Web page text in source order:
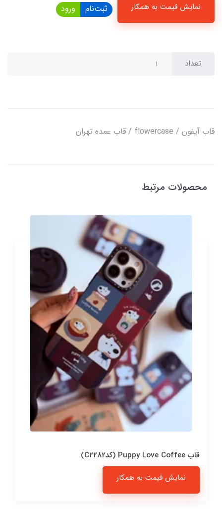
نمایش قیمت به همکار ثبت‌نام ورود
تعداد
قاب آیفون / flowercase / قاب عمده تهران
محصولات مرتبط
قاب Puppy Love Coffee (کدC2282)
نمایش قیمت به همکار